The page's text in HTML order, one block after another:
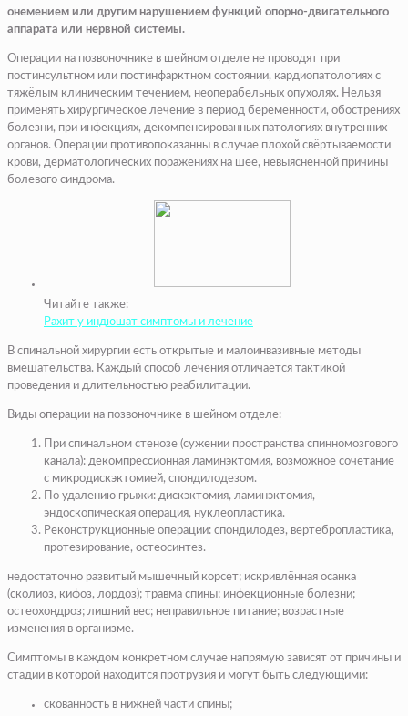
онемением или другим нарушением функций опорно-двигательного
аппарата или нервной системы.
Операции на позвоночнике в шейном отделе не проводят при
постинсультном или постинфарктном состоянии, кардиопатологиях с
тяжёлым клиническим течением, неоперабельных опухолях. Нельзя
применять хирургическое лечение в период беременности, обострениях
болезни, при инфекциях, декомпенсированных патологиях внутренних
органов. Операции противопоказанны в случае плохой свёртываемости
крови, дерматологических поражениях на шее, невыясненной причины
болевого синдрома.
Читайте также:
Рахит у индюшат симптомы и лечение
В спинальной хирургии есть открытые и малоинвазивные методы
вмешательства. Каждый способ лечения отличается тактикой
проведения и длительностью реабилитации.
Виды операции на позвоночнике в шейном отделе:
При спинальном стенозе (сужении пространства спинномозгового
канала): декомпрессионная ламинэктомия, возможное сочетание
с микродискэктомией, спондилодезом.
По удалению грыжи: дискэктомия, ламинэктомия,
эндоскопическая операция, нуклеопластика.
Реконструкционные операции: спондилодез, вертебропластика,
протезирование, остеосинтез.
недостаточно развитый мышечный корсет; искривлённая осанка
(сколиоз, кифоз, лордоз); травма спины; инфекционные болезни;
остеохондроз; лишний вес; неправильное питание; возрастные
изменения в организме.
Симптомы в каждом конкретном случае напрямую зависят от причины и
стадии в которой находится протрузия и могут быть следующими:
скованность в нижней части спины;